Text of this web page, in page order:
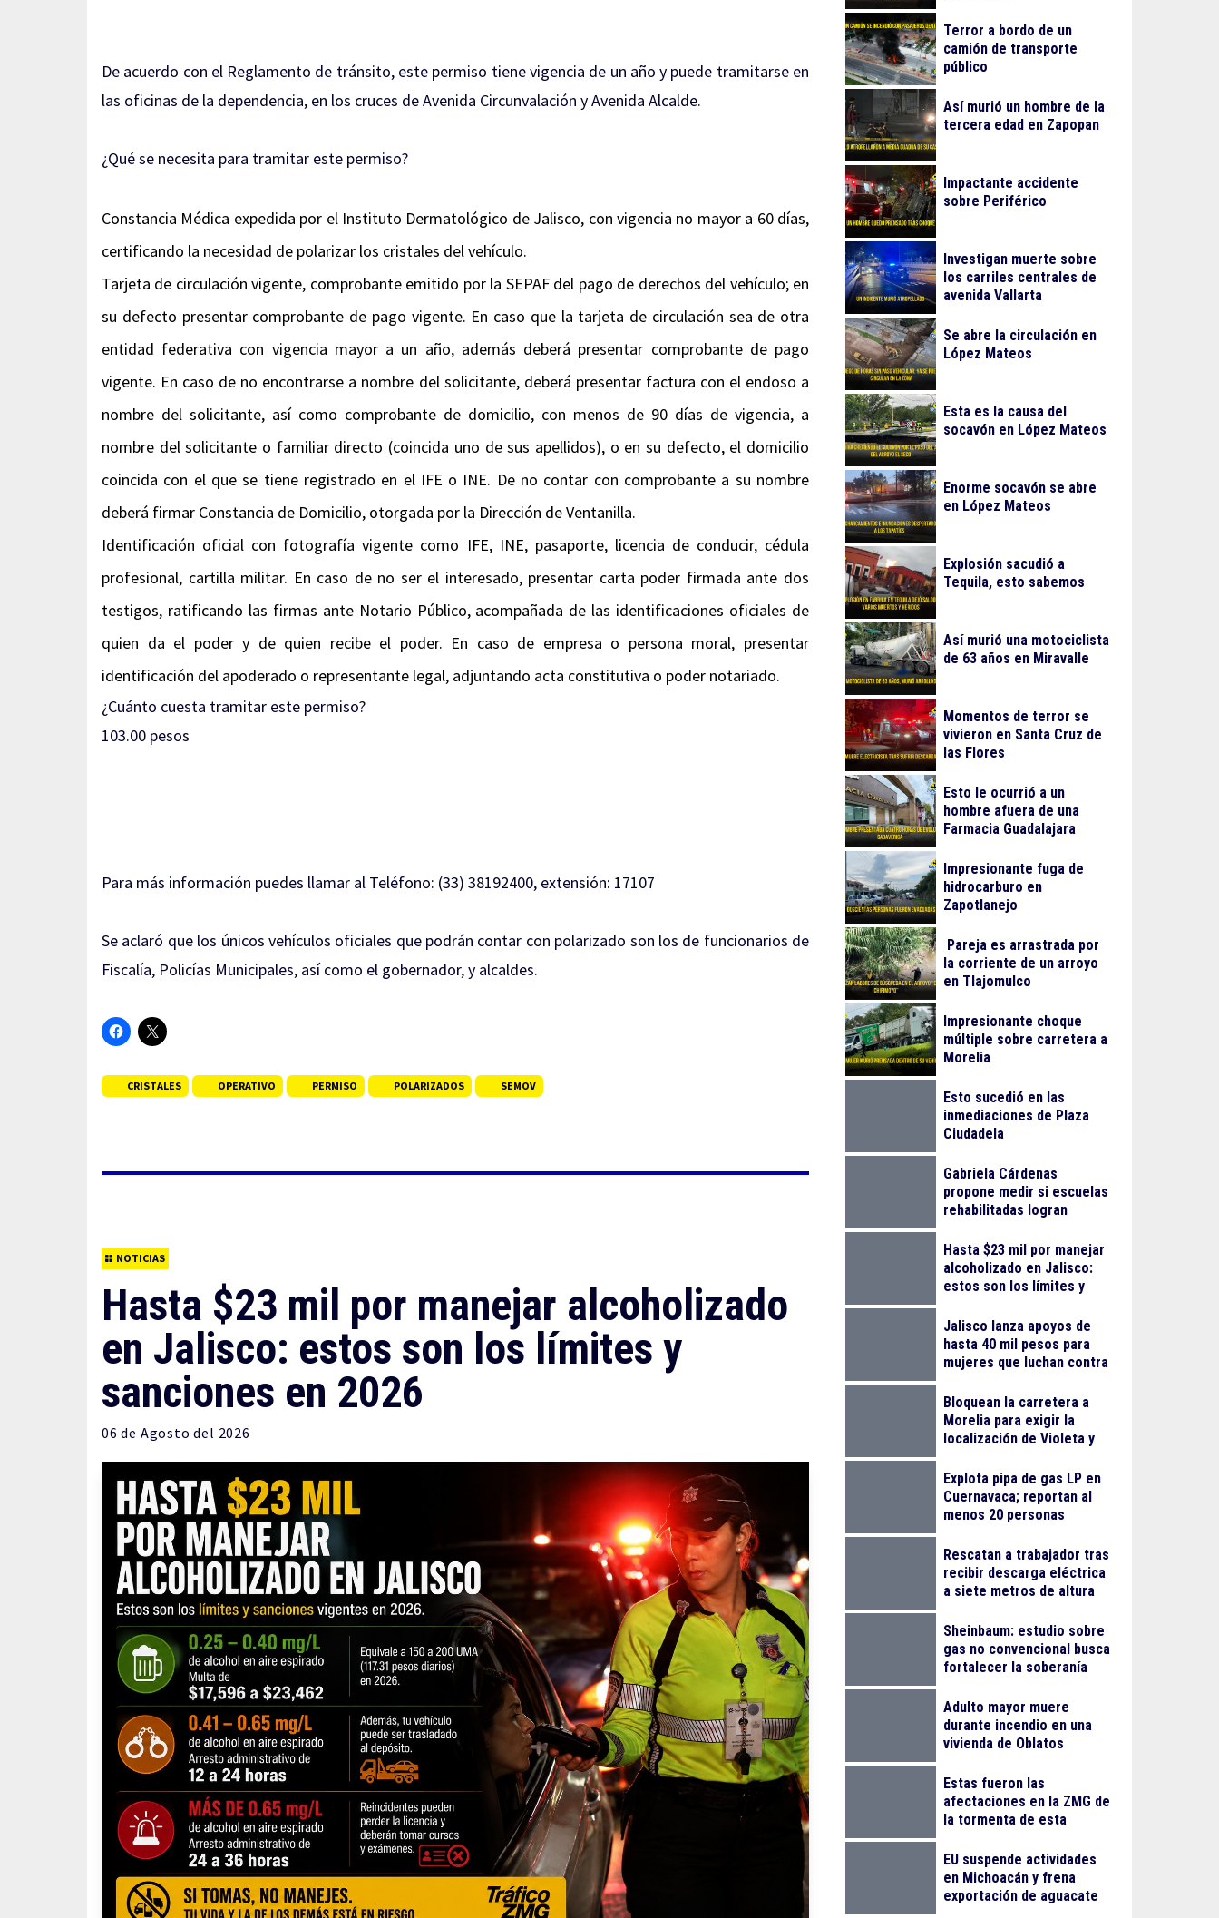
De acuerdo con el Reglamento de tránsito, este permiso tiene vigencia de un año y puede tramitarse en
las oficinas de la dependencia, en los cruces de Avenida Circunvalación y Avenida Alcalde.
¿Qué se necesita para tramitar este permiso?
Constancia Médica expedida por el Instituto Dermatológico de Jalisco, con vigencia no mayor a 60 días,
certificando la necesidad de polarizar los cristales del vehículo.
Tarjeta de circulación vigente, comprobante emitido por la SEPAF del pago de derechos del vehículo; en
su defecto presentar comprobante de pago vigente. En caso que la tarjeta de circulación sea de otra
entidad federativa con vigencia mayor a un año, además deberá presentar comprobante de pago
vigente. En caso de no encontrarse a nombre del solicitante, deberá presentar factura con el endoso a
nombre del solicitante, así como comprobante de domicilio, con menos de 90 días de vigencia, a
nombre del solicitante o familiar directo (coincida uno de sus apellidos), o en su defecto, el domicilio
coincida con el que se tiene registrado en el IFE o INE. De no contar con comprobante a su nombre
deberá firmar Constancia de Domicilio, otorgada por la Dirección de Ventanilla.
Identificación oficial con fotografía vigente como IFE, INE, pasaporte, licencia de conducir, cédula
profesional, cartilla militar. En caso de no ser el interesado, presentar carta poder firmada ante dos
testigos, ratificando las firmas ante Notario Público, acompañada de las identificaciones oficiales de
quien da el poder y de quien recibe el poder. En caso de empresa o persona moral, presentar
identificación del apoderado o representante legal, adjuntando acta constitutiva o poder notariado.
¿Cuánto cuesta tramitar este permiso?
103.00 pesos
Para más información puedes llamar al Teléfono: (33) 38192400, extensión: 17107
Se aclaró que los únicos vehículos oficiales que podrán contar con polarizado son los de funcionarios de
Fiscalía, Policías Municipales, así como el gobernador, y alcaldes.
CRISTALES OPERATIVO PERMISO POLARIZADOS SEMOV
NOTICIAS
Hasta $23 mil por manejar alcoholizado
en Jalisco: estos son los límites y
sanciones en 2026
06 de Agosto del 2026
Terror a bordo de un
camión de transporte
público
Así murió un hombre de la
tercera edad en Zapopan
Impactante accidente
sobre Periférico
Investigan muerte sobre
los carriles centrales de
avenida Vallarta
Se abre la circulación en
López Mateos
Esta es la causa del
socavón en López Mateos
Enorme socavón se abre
en López Mateos
Explosión sacudió a
Tequila, esto sabemos
Así murió una motociclista
de 63 años en Miravalle
Momentos de terror se
vivieron en Santa Cruz de
las Flores
Esto le ocurrió a un
hombre afuera de una
Farmacia Guadalajara
Impresionante fuga de
hidrocarburo en
Zapotlanejo
Pareja es arrastrada por
la corriente de un arroyo
en Tlajomulco
Impresionante choque
múltiple sobre carretera a
Morelia
Esto sucedió en las
inmediaciones de Plaza
Ciudadela
Gabriela Cárdenas
propone medir si escuelas
rehabilitadas logran
escolar
Hasta $23 mil por manejar
alcoholizado en Jalisco:
estos son los límites y
Jalisco lanza apoyos de
hasta 40 mil pesos para
mujeres que luchan contra
Bloquean la carretera a
Morelia para exigir la
localización de Violeta y
Explota pipa de gas LP en
Cuernavaca; reportan al
menos 20 personas
Rescatan a trabajador tras
recibir descarga eléctrica
a siete metros de altura
Sheinbaum: estudio sobre
gas no convencional busca
fortalecer la soberanía
Adulto mayor muere
durante incendio en una
vivienda de Oblatos
Estas fueron las
afectaciones en la ZMG de
la tormenta de esta
EU suspende actividades
en Michoacán y frena
exportación de aguacate